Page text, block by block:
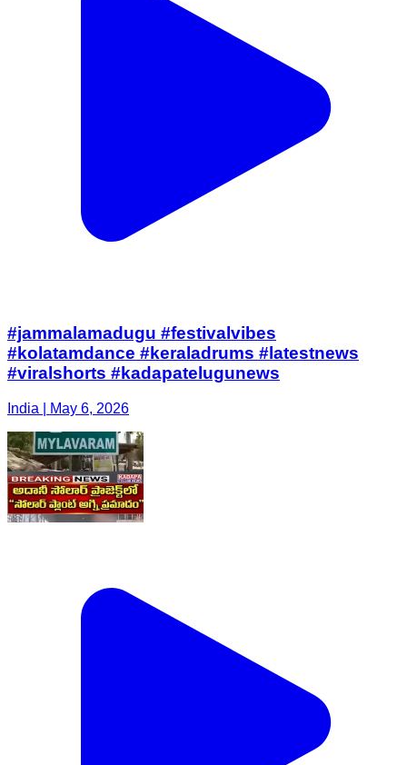
#jammalamadugu #festivalvibes
#kolatamdance #keraladrums #latestnews
#viralshorts #kadapatelugunews
India | May 6, 2026